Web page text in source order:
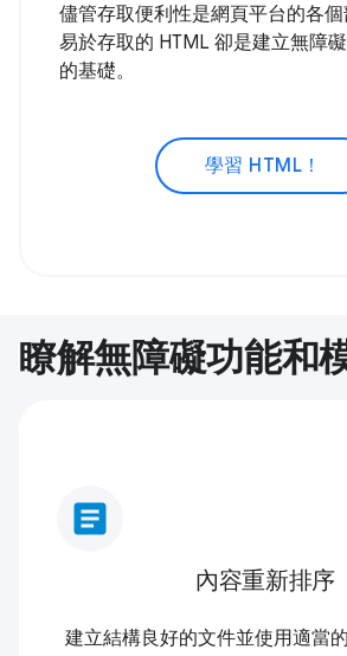
儘管存取便利性是網頁平台的各
易於存取的 HTML 卻是建立無障
的基礎。
學習 HTML！
瞭解無障礙功能和
article
內容重新排序
建立結構良好的文件並使用適當